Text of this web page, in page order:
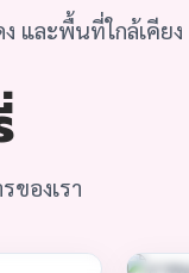
และพื้นที่ใกล้เคียง
ของเรา